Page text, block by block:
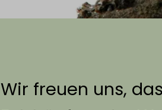
Wir freuen uns,